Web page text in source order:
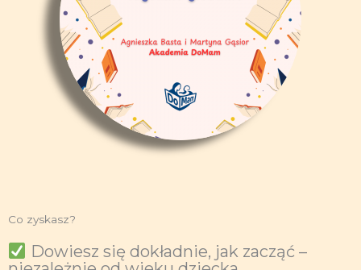
Co zyskasz?
Dowiesz się dokładnie, jak zacząć –